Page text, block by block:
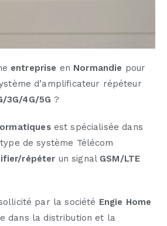
entreprise en Normandie pour
d’amplificateur répéteur
/3G/4G/5G ?
est spécialisée dans
de système Télécom
répéter un signal GSM/LTE
par la société Engie Home
dans la distribution et la